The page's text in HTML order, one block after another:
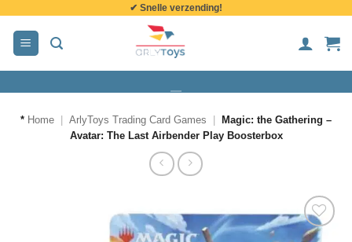
inhoud
✔ Snelle verzending!
* Home ArlyToys Trading Card Games
Magic: the Gathering –
Avatar: The Last Airbender Play Boosterbox